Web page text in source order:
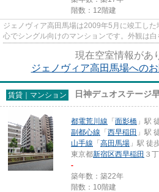
階数：12階建
ジェノヴィア高田馬場は2009年5月に竣工し
心でシングル向けのマンションです。外観は
現在空室情報があ
ジェノヴィア高田馬場への
賃貸｜マンション 日神デュオステージ
都電荒川線 「 面影橋 」駅
副都心線 「 西早稲田 」駅
山手線 「 高田馬場 」駅 徒
東京都新宿区西早稲田 ３
-
築年数：築22年
階数：10階建